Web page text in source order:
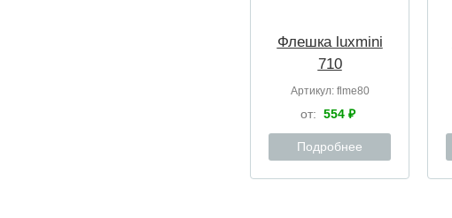
Флешка luxmini
710
Артикул: flme80
от: 554 ₽
Подробнее